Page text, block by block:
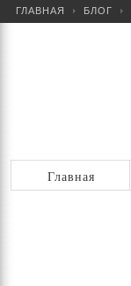
ГЛАВНАЯ БЛОГ
Главная